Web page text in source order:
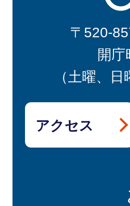
〒520-
開
（土曜、
アクセス